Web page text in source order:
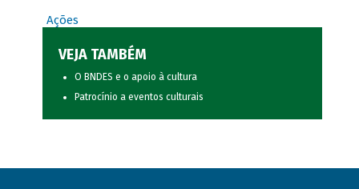
Ações
VEJA TAMBÉM
O BNDES e o apoio à cultura
Patrocínio a eventos culturais